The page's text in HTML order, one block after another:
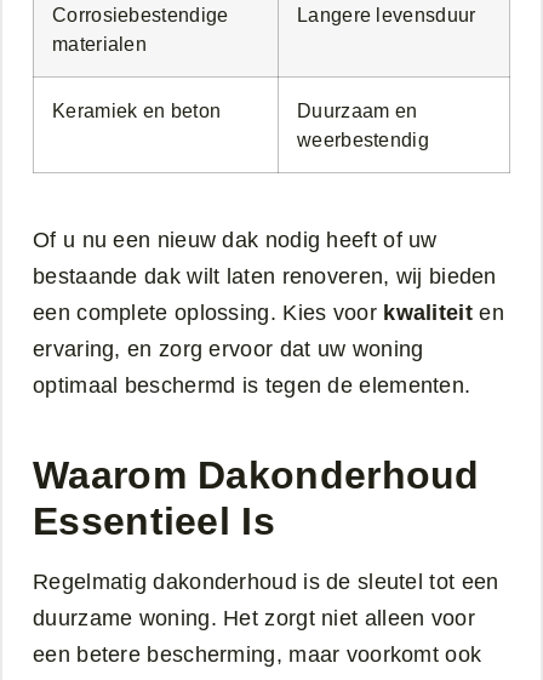
Corrosiebestendige
materialen
Langere levensduur
Keramiek en beton
Duurzaam en
weerbestendig
Of u nu een nieuw dak nodig heeft of uw
bestaande dak wilt laten renoveren, wij bieden
een complete oplossing. Kies voor kwaliteiten
ervaring, en zorg ervoor dat uw woning
optimaal beschermd is tegen de elementen.
Waarom Dakonderhoud
Essentieel Is
Regelmatig dakonderhoud is de sleutel tot een
duurzame woning. Het zorgt niet alleen voor
een betere bescherming, maar voorkomt ook